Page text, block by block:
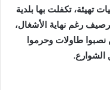
تهيئة، تكفلت بها بلدية
رغم نهاية الأشغال،
نصبوا طاولات وحرموا
الشوارع.